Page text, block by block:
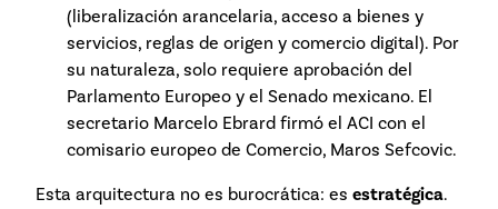
(liberalización arancelaria, acceso a bienes y
servicios, reglas de origen y comercio digital). Por
su naturaleza, solo requiere aprobación del
Parlamento Europeo y el Senado mexicano. El
secretario Marcelo Ebrard firmó el ACI con el
comisario europeo de Comercio, Maros Sefcovic.
Esta arquitectura no es burocrática: es estratégica.